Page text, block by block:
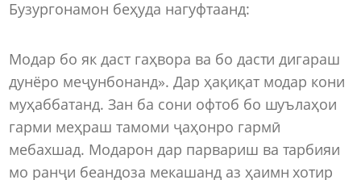
Бузургонамон беҳуда нагуфтаанд:
Модар бо як даст гаҳвора ва бо дасти дигараш
дунёро меҷунбонанд». Дар ҳақиқат модар кони
муҳаббатанд. Зан ба сони офтоб бо шуълаҳои
гарми меҳраш тамоми ҷаҳонро гармӣ
мебахшад. Модарон дар парвариш ва тарбияи
мо ранҷи беандоза мекашанд аз ҳаимн хотир